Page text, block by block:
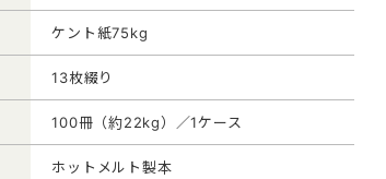
ケント紙75kg
13枚綴り
100冊（約22kg）／1ケース
ホットメルト製本